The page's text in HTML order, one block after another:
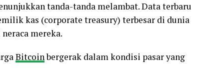
tanda-tanda melambat. Data terbaru
kas (corporate treasury) terbesar di dunia
mereka.
Bitcoinbergerak dalam kondisi pasar yang